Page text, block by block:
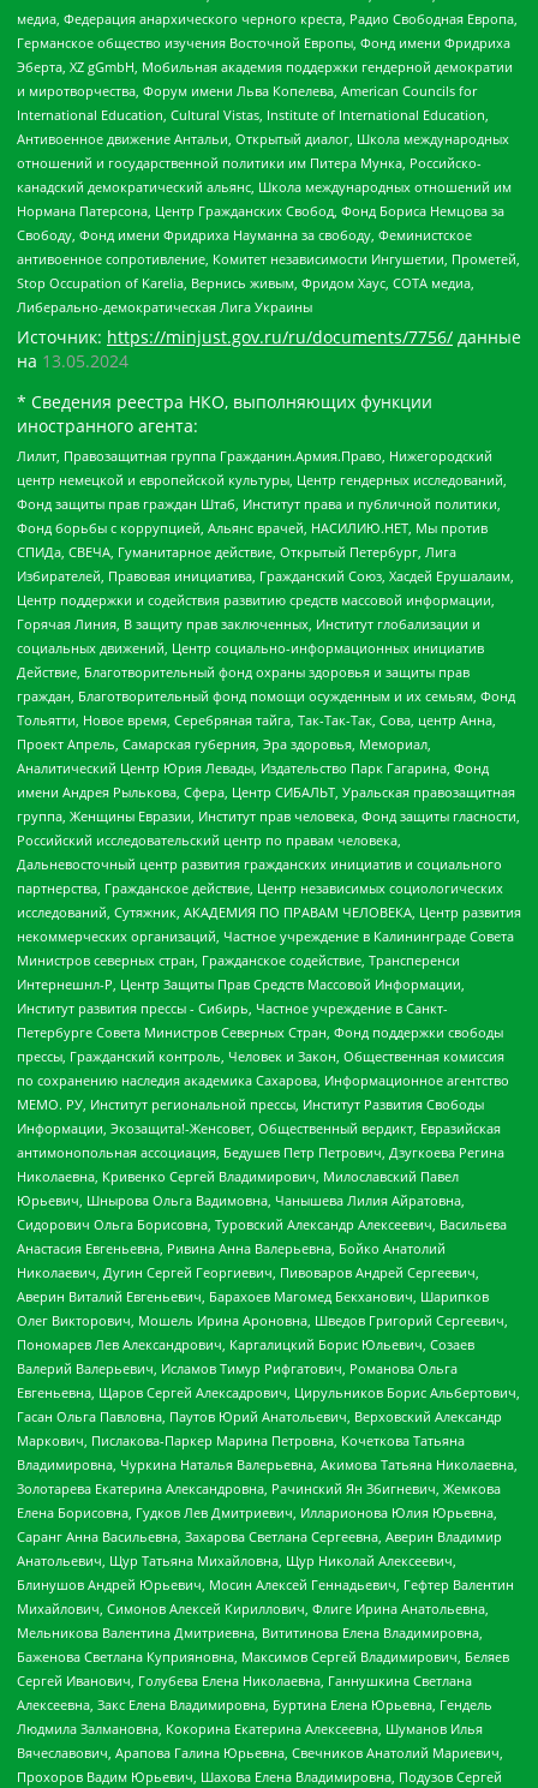
медиа, Федерация анархического черного креста, Радио Свободная Европа,
Германское общество изучения Восточной Европы, Фонд имени Фридриха
Эберта, XZ gGmbH, Мобильная академия поддержки гендерной демократии
и миротворчества, Форум имени Льва Копелева, American Councils for
International Education, Cultural Vistas, Institute of International Education,
Антивоенное движение Антальи, Открытый диалог, Школа международных
отношений и государственной политики им Питера Мунка, Российско-
канадский демократический альянс, Школа международных отношений им
Нормана Патерсона, Центр Гражданских Свобод, Фонд Бориса Немцова за
Свободу, Фонд имени Фридриха Науманна за свободу, Феминистское
антивоенное сопротивление, Комитет независимости Ингушетии, Прометей,
Stop Occupation of Karelia, Вернись живым, Фридом Хаус, СОТА медиа,
Либерально-демократическая Лига Украины
Источник: https://minjust.gov.ru/ru/documents/7756/ данные
на 13.05.2024
* Сведения реестра НКО, выполняющих функции
иностранного агента:
Лилит, Правозащитная группа Гражданин.Армия.Право, Нижегородский
центр немецкой и европейской культуры, Центр гендерных исследований,
Фонд защиты прав граждан Штаб, Институт права и публичной политики,
Фонд борьбы с коррупцией, Альянс врачей, НАСИЛИЮ.НЕТ, Мы против
СПИДа, СВЕЧА, Гуманитарное действие, Открытый Петербург, Лига
Избирателей, Правовая инициатива, Гражданский Союз, Хасдей Ерушалаим,
Центр поддержки и содействия развитию средств массовой информации,
Горячая Линия, В защиту прав заключенных, Институт глобализации и
социальных движений, Центр социально-информационных инициатив
Действие, Благотворительный фонд охраны здоровья и защиты прав
граждан, Благотворительный фонд помощи осужденным и их семьям, Фонд
Тольятти, Новое время, Серебряная тайга, Так-Так-Так, Сова, центр Анна,
Проект Апрель, Самарская губерния, Эра здоровья, Мемориал,
Аналитический Центр Юрия Левады, Издательство Парк Гагарина, Фонд
имени Андрея Рылькова, Сфера, Центр СИБАЛЬТ, Уральская правозащитная
группа, Женщины Евразии, Институт прав человека, Фонд защиты гласности,
Российский исследовательский центр по правам человека,
Дальневосточный центр развития гражданских инициатив и социального
партнерства, Гражданское действие, Центр независимых социологических
исследований, Сутяжник, АКАДЕМИЯ ПО ПРАВАМ ЧЕЛОВЕКА, Центр развития
некоммерческих организаций, Частное учреждение в Калининграде Совета
Министров северных стран, Гражданское содействие, Трансперенси
Интернешнл-Р, Центр Защиты Прав Средств Массовой Информации,
Институт развития прессы - Сибирь, Частное учреждение в Санкт-
Петербурге Совета Министров Северных Стран, Фонд поддержки свободы
прессы, Гражданский контроль, Человек и Закон, Общественная комиссия
по сохранению наследия академика Сахарова, Информационное агентство
МЕМО. РУ, Институт региональной прессы, Институт Развития Свободы
Информации, Экозащита!-Женсовет, Общественный вердикт, Евразийская
антимонопольная ассоциация, Бедушев Петр Петрович, Дзугкоева Регина
Николаевна, Кривенко Сергей Владимирович, Милославский Павел
Юрьевич, Шнырова Ольга Вадимовна, Чанышева Лилия Айратовна,
Сидорович Ольга Борисовна, Туровский Александр Алексеевич, Васильева
Анастасия Евгеньевна, Ривина Анна Валерьевна, Бойко Анатолий
Николаевич, Дугин Сергей Георгиевич, Пивоваров Андрей Сергеевич,
Аверин Виталий Евгеньевич, Барахоев Магомед Бекханович, Шарипков
Олег Викторович, Мошель Ирина Ароновна, Шведов Григорий Сергеевич,
Пономарев Лев Александрович, Каргалицкий Борис Юльевич, Созаев
Валерий Валерьевич, Исламов Тимур Рифгатович, Романова Ольга
Евгеньевна, Щаров Сергей Алексадрович, Цирульников Борис Альбертович,
Гасан Ольга Павловна, Паутов Юрий Анатольевич, Верховский Александр
Маркович, Пислакова-Паркер Марина Петровна, Кочеткова Татьяна
Владимировна, Чуркина Наталья Валерьевна, Акимова Татьяна Николаевна,
Золотарева Екатерина Александровна, Рачинский Ян Збигневич, Жемкова
Елена Борисовна, Гудков Лев Дмитриевич, Илларионова Юлия Юрьевна,
Саранг Анна Васильевна, Захарова Светлана Сергеевна, Аверин Владимир
Анатольевич, Щур Татьяна Михайловна, Щур Николай Алексеевич,
Блинушов Андрей Юрьевич, Мосин Алексей Геннадьевич, Гефтер Валентин
Михайлович, Симонов Алексей Кириллович, Флиге Ирина Анатольевна,
Мельникова Валентина Дмитриевна, Вититинова Елена Владимировна,
Баженова Светлана Куприяновна, Максимов Сергей Владимирович, Беляев
Сергей Иванович, Голубева Елена Николаевна, Ганнушкина Светлана
Алексеевна, Закс Елена Владимировна, Буртина Елена Юрьевна, Гендель
Людмила Залмановна, Кокорина Екатерина Алексеевна, Шуманов Илья
Вячеславович, Арапова Галина Юрьевна, Свечников Анатолий Мариевич,
Прохоров Вадим Юрьевич, Шахова Елена Владимировна, Подузов Сергей